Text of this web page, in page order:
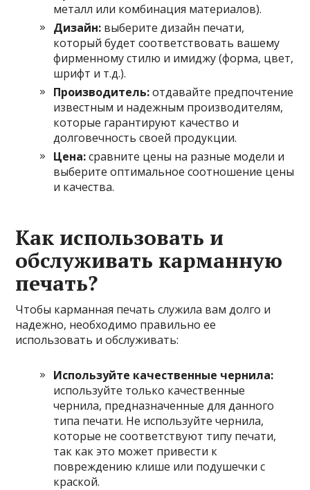
металл или комбинация материалов).
Дизайн: выберите дизайн печати,
который будет соответствовать вашему
фирменному стилю и имиджу (форма, цвет,
шрифт и т.д.).
Производитель:отдавайте предпочтение
известным и надежным производителям,
которые гарантируют качество и
долговечность своей продукции.
Цена:сравните цены на разные модели и
выберите оптимальное соотношение цены
и качества.
Как использовать и
обслуживать карманную
печать?
Чтобы карманная печать служила вам долго и
надежно, необходимо правильно ее
использовать и обслуживать:
Используйте качественные чернила:
используйте только качественные
чернила, предназначенные для данного
типа печати. Не используйте чернила,
которые не соответствуют типу печати,
так как это может привести к
повреждению клише или подушечки с
краской.